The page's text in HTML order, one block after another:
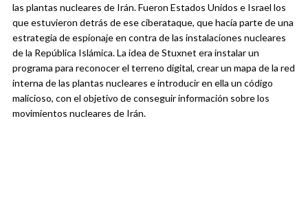
las plantas nucleares de Irán. Fueron Estados Unidos e Israel los
que estuvieron detrás de ese ciberataque, que hacía parte de una
estrategia de espionaje en contra de las instalaciones nucleares
de la República Islámica. La idea de Stuxnet era instalar un
programa para reconocer el terreno digital, crear un mapa de la red
interna de las plantas nucleares e introducir en ella un código
malicioso, con el objetivo de conseguir información sobre los
movimientos nucleares de Irán.